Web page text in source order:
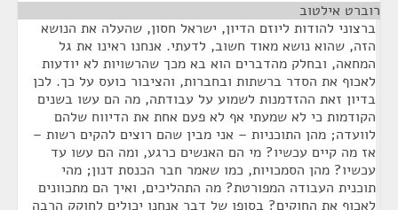
רוברט אילטוב
ברצוני להודות ליוזם הדיון, ישראל חסון, שהעלה את הנושא
הזה, שהוא נושא מאוד חשוב, לדעתי. אנחנו ראינו את גל
המחאה, ובחלק מהדברים הוא בא מכך שהרשויות לא יודעות
לאכוף את הסדר ברשתות ובחברות, והציבור כועס על כך. לכן
בדיון זאת ההזדמנות לשמוע על עבודתה, מה הם עשו בשנים
הקודמות כי לא שמעתי אף לא פעם אחת את הדיווח שלהם
לוועדה; מהן התוכניות – אני מבין שהם רוצים להקים רשות –
אז מה קיים עכשיו? מי הם האנשים כרגע, ומה הם עשו עד
עכשיו? מהן הסמכויות, כמו שאמר חבר הכנסת דנון; מהי
תוכנית העבודה המפורטת? מה התהליכים, ואיך הם מתכוונים
לאכוף את החוקים? בסופו של דבר אנחנו יכולים לחוקק הרבה